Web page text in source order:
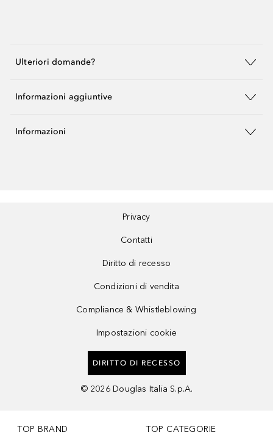
Ulteriori domande?
Informazioni aggiuntive
Informazioni
Privacy
Contatti
Diritto di recesso
Condizioni di vendita
Compliance & Whistleblowing
Impostazioni cookie
DIRITTO DI RECESSO
© 2026 Douglas Italia S.p.A.
TOP BRAND TOP CATEGORIE